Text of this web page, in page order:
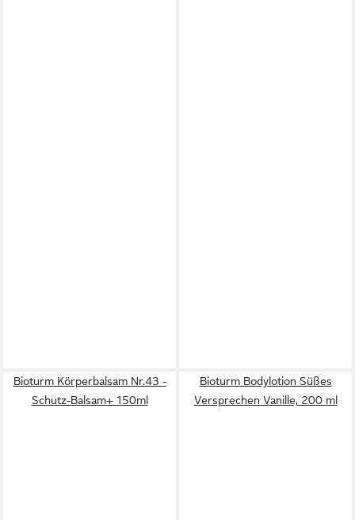
Bioturm Körperbalsam Nr.43 -
Schutz-Balsam+ 150ml
Bioturm Bodylotion Süßes
Versprechen Vanille, 200 ml